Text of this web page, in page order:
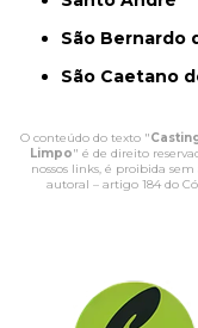
São Bernardo
São Caetano
O conteúdo do texto "
Limpo" é de direito
nossos links, é proibida
autoral – artigo 184 do